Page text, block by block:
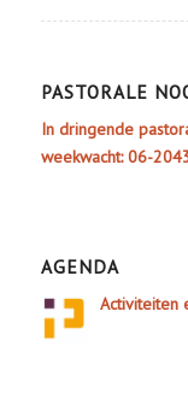
PASTORALE
In dringende
weekwacht: 06-
AGENDA
Activiteiten